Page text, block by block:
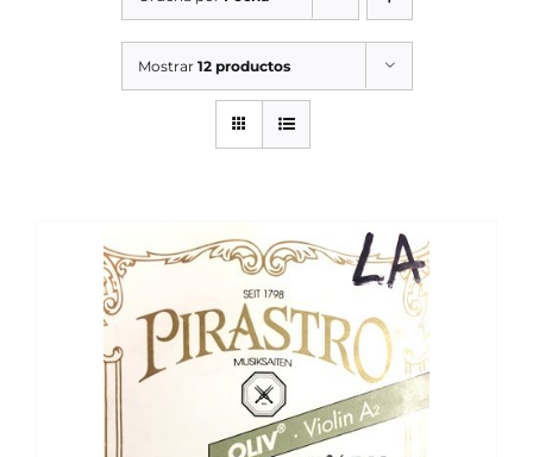
SERVICIOS TALLER
SERVICIOS TALLER
Mostrar 12 productos